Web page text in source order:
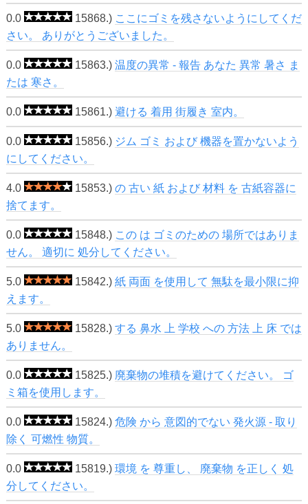
0.0 15868.) ここにゴミを残さないようにしてくだ
さい。 ありがとうございました。
0.0 15863.) 温度の異常 - 報告 あなた 異常 暑さ ま
たは 寒さ。
0.0 15861.) 避ける 着用 街履き 室内。
0.0 15856.) ジム ゴミ および 機器を置かないよう
にしてください。
4.0 15853.) の 古い 紙 および 材料 を 古紙容器に
捨てます。
0.0 15848.) この は ゴミのための 場所ではありま
せん。 適切に 処分してください。
5.0 15842.) 紙 両面 を使用して 無駄を最小限に抑
えます。
5.0 15828.) する 鼻水 上 学校 への 方法 上 床 では
ありません。
0.0 15825.) 廃棄物の堆積を避けてください。 ゴ
ミ箱を使用します。
0.0 15824.) 危険 から 意図的でない 発火源 - 取り
除く 可燃性 物質。
0.0 15819.) 環境 を 尊重し、 廃棄物 を正しく 処
分してください。